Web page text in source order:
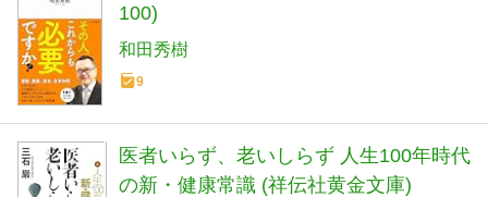
100)
和田秀樹
9
医者いらず、老いしらず 人生100年時代
の新・健康常識 (祥伝社黄金文庫)